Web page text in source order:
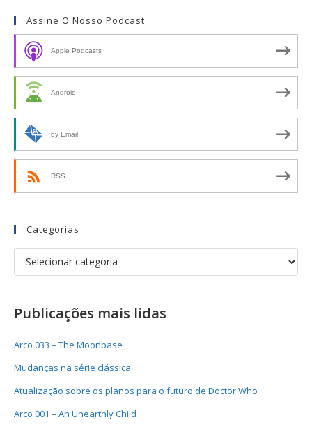
Assine O Nosso Podcast
Apple Podcasts
Android
by Email
RSS
Categorias
Publicações mais lidas
Arco 033 – The Moonbase
Mudanças na série clássica
Atualização sobre os planos para o futuro de Doctor Who
Arco 001 – An Unearthly Child